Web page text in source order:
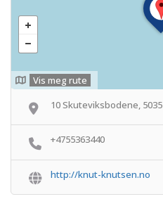
Vis meg rute
10 Skuteviksbodene,
+4755363440
http://knut-knutsen.no